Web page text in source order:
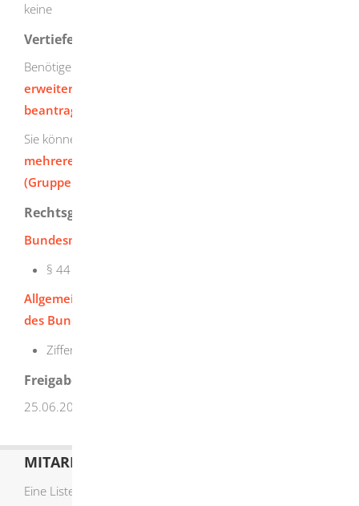
keine
Vertiefende Informationen
Benötigen Sie ausführlichere Daten, können Sie eine
erweiterte Auskunft aus dem Melderegister
beantragen
Sie können auch eine
mehrere nicht namentlich bezeichneter Personen
(Gruppenauskunft)
Rechtsgrundlage
Bundesmeldegesetz (BMG)
§ 44 Einfache Melderegisterauskunft
Allgemeine Verwaltungsvorschrift zur Durchführung
des Bundesmeldegesetzes (BMGVwV)
Ziffer 44 Zu § 44 Einfache Melderegisterauskunft
Freigabevermerk
25.06.2026 Innenministerium Baden-Württemberg
MITARBEITERLISTE
Eine Liste der Mitarbeiter von A-Z finden Sie